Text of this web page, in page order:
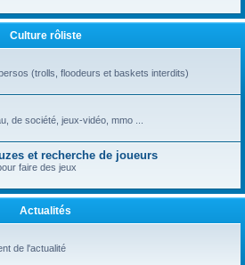
Culture rôliste
(trolls, floodeurs et baskets interdits)
de société, jeux-vidéo, mmo ...
et recherche de joueurs
faire des jeux
Actualités
de l'actualité